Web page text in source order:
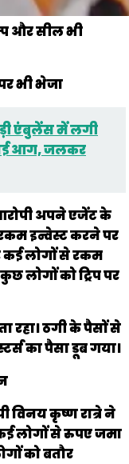
और सील भी
भी भेजा
एंबुलेंस में लगी
आग, जलकर
अपने एजेंट के
इन्वेस्ट करने पर
कई लोगों से रकम
लोगों को ट्रिप पर
रहा। ठगी के पैसों से
का पैसा डूब गया।
विनय कृष्ण रात्रे ने
लोगों से रुपए जमा
को बतौर